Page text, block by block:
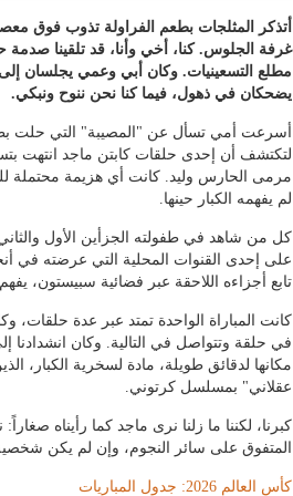
أتذكر المثلجات بطعم الفراولة تذوب فوق
غرفة الجلوس. كنا، أخي وأنا، قد تلقينا صدمة
مطلع التسعينيات. وكان أبي وعمي يجلسان إلى
يضحكان في ذهول، فيما كنا نحن ننوح ونبكي.
أسرعت أمي تسأل عن "المصيبة" التي حلت
لتكتشف أن إحدى حلقات كابتن ماجد انتهت
مرمى الحارس وليد. كانت أي هزيمة محتملة
لم يفهمه الكبار حينها.
كل من شاهد في طفولته الجزأين الأول
على إحدى القنوات المحلية التي عرضته في
تابع أجزاءه اللاحقة عبر فضائية سبيستون، يفهم
كانت المباراة الواحدة تمتد عبر عدة حلقات،
في حلقة وتتواصل في التالية. وكان
مكانها لدقائق طويلة، مادة لسخرية الكبار،
عقلاني" بمسلسل كرتوني.
كبرنا، لكننا ما زلنا نرى ماجد كما رأيناه
المتفوق على سائر النجوم، وإن لم يكن
كأس العالم 2026: جدول المباريات